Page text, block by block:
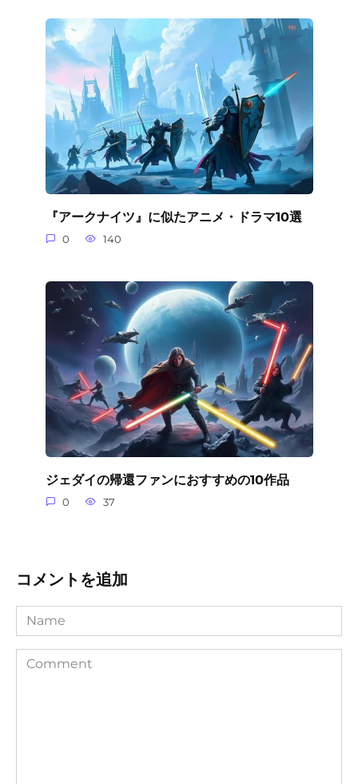
『アークナイツ』に似たアニメ・ドラマ10選
0 140
ジェダイの帰還ファンにおすすめの10作品
0 37
コメントを追加
Name
Comment